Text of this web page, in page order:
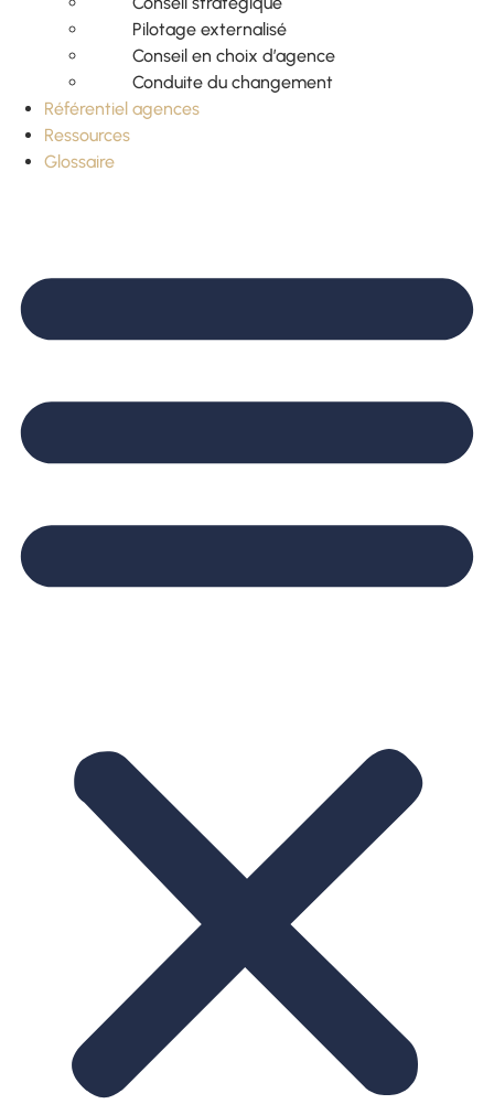
Pilotage externalisé
Conseil en choix d’agence
Conduite du changement
Référentiel agences
Ressources
Glossaire